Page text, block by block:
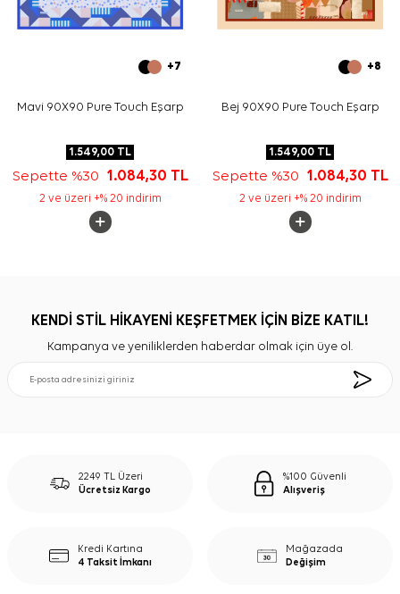
+7
Mavi 90X90 Pure Touch Eşarp
1.549,00 TL
Sepette %30 1.084,30 TL
2 ve üzeri +% 20 indirim
+8
Bej 90X90 Pure Touch Eşarp
1.549,00 TL
Sepette %30 1.084,30 TL
2 ve üzeri +% 20 indirim
KENDİ STİL HİKAYENİ KEŞFETMEK İÇİN BİZE KATIL!
Kampanya ve yeniliklerden haberdar olmak için üye ol.
2249 TL Üzeri
Ücretsiz Kargo
%100 Güvenli
Alışveriş
Kredi Kartına
4 Taksit İmkanı
Mağazada
Değişim